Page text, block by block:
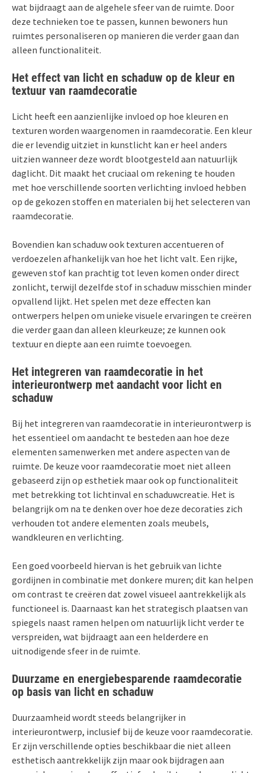
wat bijdraagt aan de algehele sfeer van de ruimte. Door
deze technieken toe te passen, kunnen bewoners hun
ruimtes personaliseren op manieren die verder gaan dan
alleen functionaliteit.
Het effect van licht en schaduw op de kleur en
textuur van raamdecoratie
Licht heeft een aanzienlijke invloed op hoe kleuren en
texturen worden waargenomen in raamdecoratie. Een kleur
die er levendig uitziet in kunstlicht kan er heel anders
uitzien wanneer deze wordt blootgesteld aan natuurlijk
daglicht. Dit maakt het cruciaal om rekening te houden
met hoe verschillende soorten verlichting invloed hebben
op de gekozen stoffen en materialen bij het selecteren van
raamdecoratie.
Bovendien kan schaduw ook texturen accentueren of
verdoezelen afhankelijk van hoe het licht valt. Een rijke,
geweven stof kan prachtig tot leven komen onder direct
zonlicht, terwijl dezelfde stof in schaduw misschien minder
opvallend lijkt. Het spelen met deze effecten kan
ontwerpers helpen om unieke visuele ervaringen te creëren
die verder gaan dan alleen kleurkeuze; ze kunnen ook
textuur en diepte aan een ruimte toevoegen.
Het integreren van raamdecoratie in het
interieurontwerp met aandacht voor licht en
schaduw
Bij het integreren van raamdecoratie in interieurontwerp is
het essentieel om aandacht te besteden aan hoe deze
elementen samenwerken met andere aspecten van de
ruimte. De keuze voor raamdecoratie moet niet alleen
gebaseerd zijn op esthetiek maar ook op functionaliteit
met betrekking tot lichtinval en schaduwcreatie. Het is
belangrijk om na te denken over hoe deze decoraties zich
verhouden tot andere elementen zoals meubels,
wandkleuren en verlichting.
Een goed voorbeeld hiervan is het gebruik van lichte
gordijnen in combinatie met donkere muren; dit kan helpen
om contrast te creëren dat zowel visueel aantrekkelijk als
functioneel is. Daarnaast kan het strategisch plaatsen van
spiegels naast ramen helpen om natuurlijk licht verder te
verspreiden, wat bijdraagt aan een helderdere en
uitnodigende sfeer in de ruimte.
Duurzame en energiebesparende raamdecoratie
op basis van licht en schaduw
Duurzaamheid wordt steeds belangrijker in
interieurontwerp, inclusief bij de keuze voor raamdecoratie.
Er zijn verschillende opties beschikbaar die niet alleen
esthetisch aantrekkelijk zijn maar ook bijdragen aan